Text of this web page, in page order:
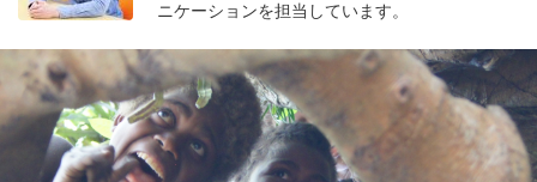
ニケーションを担当しています。